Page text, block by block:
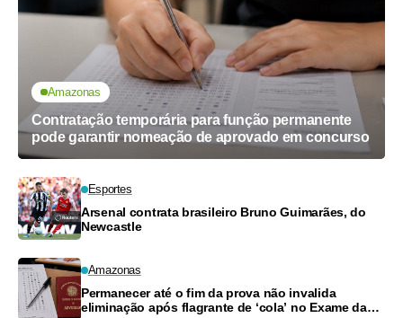
Amazonas
Contratação temporária para função permanente
pode garantir nomeação de aprovado em concurso
Esportes
Arsenal contrata brasileiro Bruno Guimarães, do
Newcastle
Amazonas
Permanecer até o fim da prova não invalida
eliminação após flagrante de ‘cola’ no Exame da